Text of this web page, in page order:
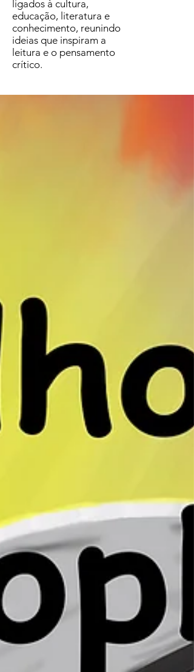
ligados à cultura,
educação, literatura e
conhecimento, reunindo
ideias que inspiram a
leitura e o pensamento
crítico.